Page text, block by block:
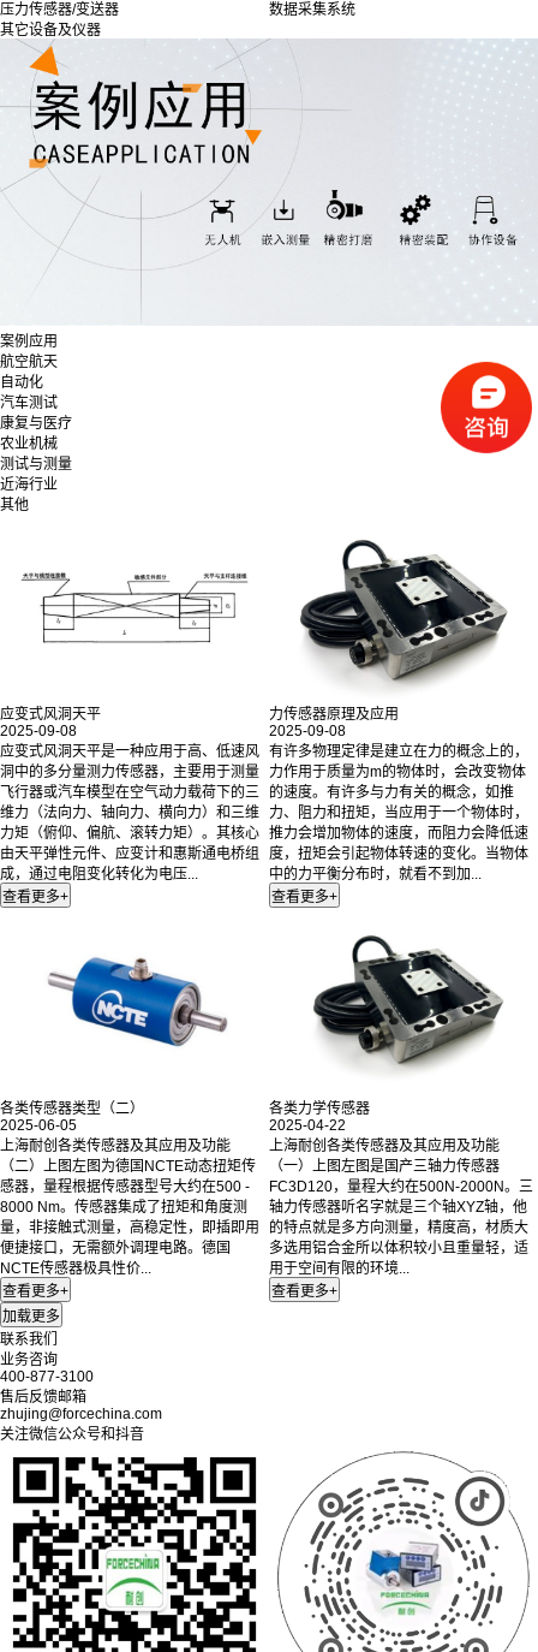
压力传感器/变送器
数据采集系统
其它设备及仪器
案例应用
航空航天
自动化
汽车测试
康复与医疗
农业机械
测试与测量
近海行业
其他
应变式风洞天平
2025-09-08
应变式风洞天平是一种应用于高、低速风
洞中的多分量测力传感器，主要用于测量
飞行器或汽车模型在空气动力载荷下的三
维力（法向力、轴向力、横向力）和三维
力矩（俯仰、偏航、滚转力矩）。其核心
由天平弹性元件、应变计和惠斯通电桥组
成，通过电阻变化转化为电压...
力传感器原理及应用
2025-09-08
有许多物理定律是建立在力的概念上的，
力作用于质量为m的物体时，会改变物体
的速度。有许多与力有关的概念，如推
力、阻力和扭矩，当应用于一个物体时，
推力会增加物体的速度，而阻力会降低速
度，扭矩会引起物体转速的变化。当物体
中的力平衡分布时，就看不到加...
各类传感器类型（二）
2025-06-05
上海耐创各类传感器及其应用及功能
（二）上图左图为德国NCTE动态扭矩传
感器，量程根据传感器型号大约在500 -
8000 Nm。传感器集成了扭矩和角度测
量，非接触式测量，高稳定性，即插即用
便捷接口，无需额外调理电路。德国
NCTE传感器极具性价...
各类力学传感器
2025-04-22
上海耐创各类传感器及其应用及功能
（一）上图左图是国产三轴力传感器
FC3D120，量程大约在500N-2000N。三
轴力传感器听名字就是三个轴XYZ轴，他
的特点就是多方向测量，精度高，材质大
多选用铝合金所以体积较小且重量轻，适
用于空间有限的环境...
联系我们
业务咨询
400-877-3100
售后反馈邮箱
zhujing@forcechina.com
关注微信公众号和抖音